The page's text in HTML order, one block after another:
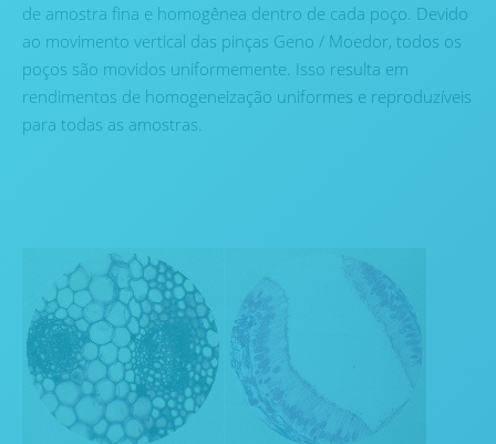
de amostra fina e homogênea dentro de cada poço. Devido
ao movimento vertical das pinças Geno / Moedor, todos os
poços são movidos uniformemente. Isso resulta em
rendimentos de homogeneização uniformes e reproduzíveis
para todas as amostras.